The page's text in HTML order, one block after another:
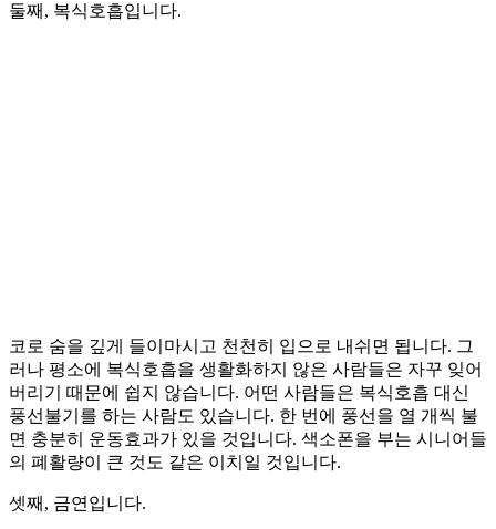
둘째, 복식호흡입니다.
코로 숨을 깊게 들이마시고 천천히 입으로 내쉬면 됩니다. 그
러나 평소에 복식호흡을 생활화하지 않은 사람들은 자꾸 잊어
버리기 때문에 쉽지 않습니다. 어떤 사람들은 복식호흡 대신
풍선불기를 하는 사람도 있습니다. 한 번에 풍선을 열 개씩 불
면 충분히 운동효과가 있을 것입니다. 색소폰을 부는 시니어들
의 폐활량이 큰 것도 같은 이치일 것입니다.
셋째, 금연입니다.